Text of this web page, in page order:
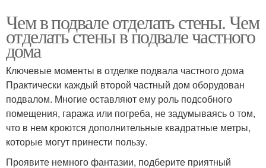
Чем в подвале отделать стены. Чем
отделать стены в подвале частного
дома
Ключевые моменты в отделке подвала частного дома
Практически каждый второй частный дом оборудован
подвалом. Многие оставляют ему роль подсобного
помещения, гаража или погреба, не задумываясь о том,
что в нем кроются дополнительные квадратные метры,
которые могут принести пользу.
Проявите немного фантазии, подберите приятный